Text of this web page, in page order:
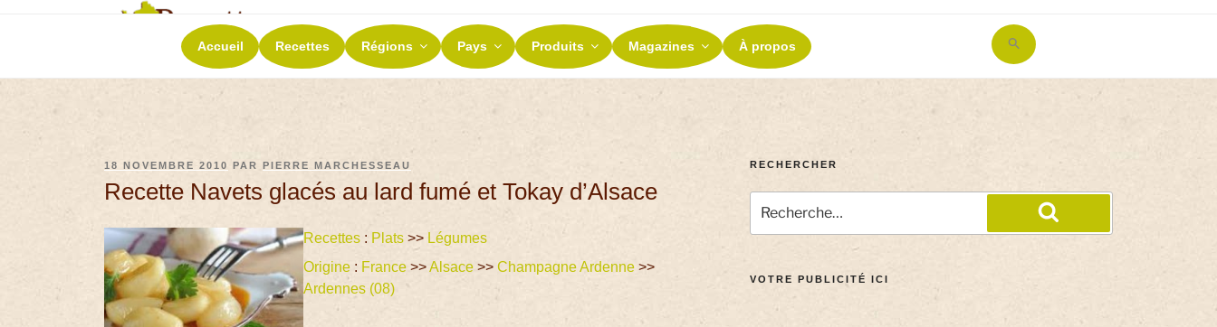
RECETTES ET TERROIRS
La richesse de nos terroirs
Accueil Recettes Régions Pays Produits Magazines À propos
Search
for:
18 NOVEMBRE 2010 PARPIERRE MARCHESSEAU
Recette Navets glacés au lard fumé et Tokay d’Alsace
Recettes: Plats>> Légumes
Origine: France>>Alsace>> Champagne Ardenne>>
Ardennes (08)
RECHERCHER
VOTRE PUBLICITÉ ICI